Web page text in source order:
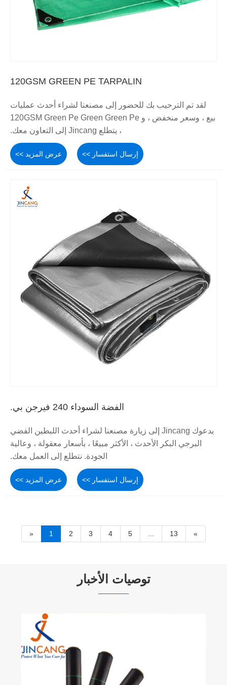
120GSM GREEN PE TARPALIN
لقد تم الترحيب بك للحضور إلى مصنعنا لشراء أحدث عمليات
بيع ، وسعر منخفض ، و 120GSM Green Pe Green Green Pe
، يتطلع Jincang إلى التعاون معك.
عرض المزيد >> إرسال استفسار >>
الفضة السوداء 240 فيرجن بي.
يدعوك Jincang إلى زيارة مصنعنا لشراء أحدث اللبطين الفضي
البرجي البكر الأحدث ، الأكثر مبيعًا ، بأسعار معقولة ، وعالية
الجودة. نتطلع إلى العمل معك.
عرض المزيد >> إرسال استفسار >>
« 1 2 3 4 5 ... 13 »
توصيات الأخبار